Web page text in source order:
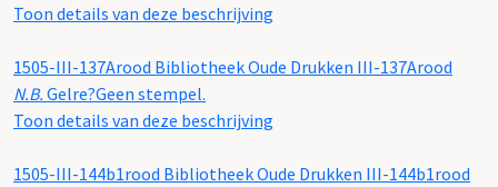
Toon details van deze beschrijving
1505-III-137Arood Bibliotheek Oude Drukken III-137Arood
N.B. Gelre?Geen stempel.
Toon details van deze beschrijving
1505-III-144b1rood Bibliotheek Oude Drukken III-144b1rood